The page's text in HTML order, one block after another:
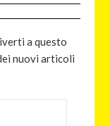
a questo
nuovi articoli